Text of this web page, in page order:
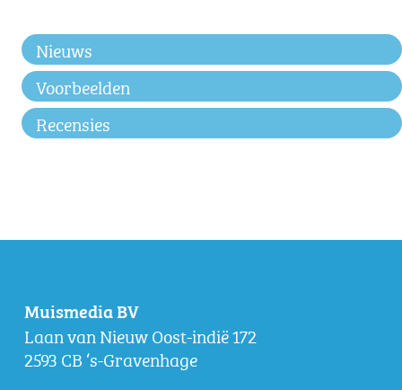
Nieuws
Voorbeelden
Recensies
Muismedia BV
Laan van Nieuw Oost-indië 172
2593 CB ‘s-Gravenhage